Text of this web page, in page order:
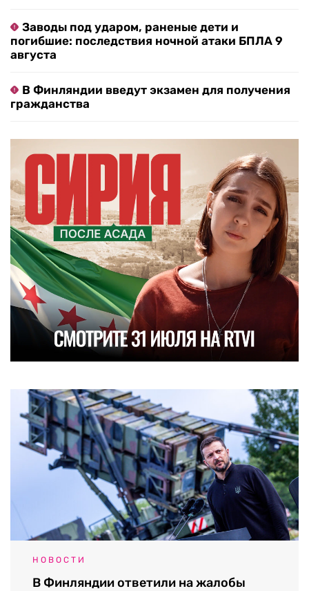
Заводы под ударом, раненые дети и
погибшие: последствия ночной атаки БПЛА 9
августа
В Финляндии введут экзамен для получения
гражданства
НОВОСТИ
В Финляндии ответили на жалобы